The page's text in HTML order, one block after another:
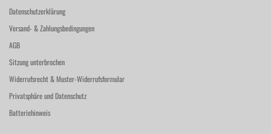
Datenschutzerklärung
Versand- & Zahlungsbedingungen
AGB
Sitzung unterbrochen
Widerrufsrecht & Muster-Widerrufsformular
Privatsphäre und Datenschutz
Batteriehinweis